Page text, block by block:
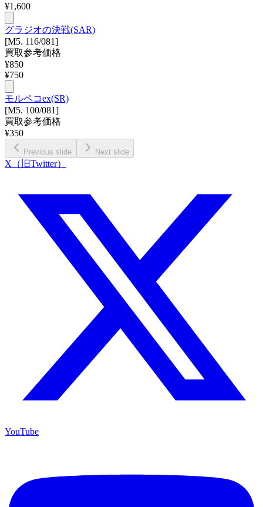
¥1,600
グラジオの決戦(SAR)
[M5. 116/081]
買取参考価格
¥850
¥750
モルペコex(SR)
[M5. 100/081]
買取参考価格
¥350
Previous slide Next slide
X（旧Twitter）
YouTube